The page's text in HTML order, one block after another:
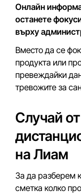
Онлайн
останете
върху
Вместо да се
продукта или
превеждайки
тревожите за
Случай
на Лиам
За да разберем
сметка колко